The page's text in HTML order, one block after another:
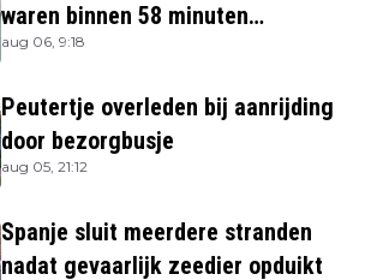
waren binnen 58 minuten
uitverkocht zijn vandaag weer te
aug 06, 9:18
Peutertje overleden bij aanrijding
door bezorgbusje
aug 05, 21:12
Spanje sluit meerdere stranden
nadat gevaarlijk zeedier opduikt